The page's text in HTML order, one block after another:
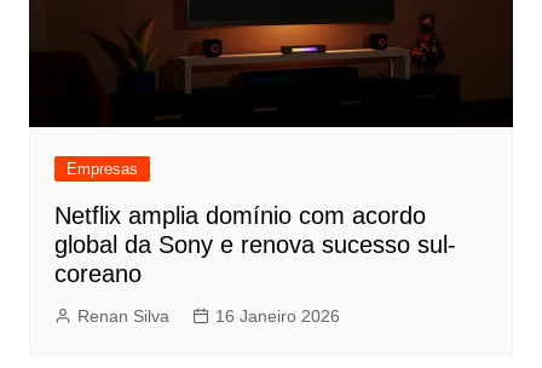
Empresas
Netflix amplia domínio com acordo
global da Sony e renova sucesso sul-
coreano
Renan Silva 16 Janeiro 2026